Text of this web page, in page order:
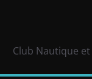
Club Nautique